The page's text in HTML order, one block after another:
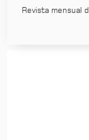
Revista mensual